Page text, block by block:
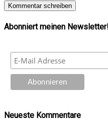
Abonniert meinen Newsletter!
Neueste Kommentare